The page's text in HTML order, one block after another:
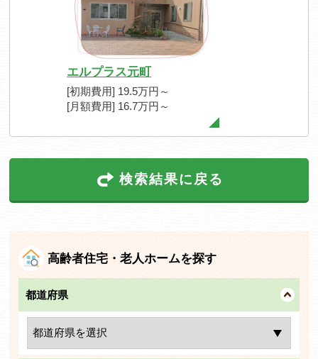
エルプラス元町
[初期費用] 19.5万円～
[月額費用] 16.7万円～
検索結果に戻る
高齢者住宅・老人ホームを探す
都道府県